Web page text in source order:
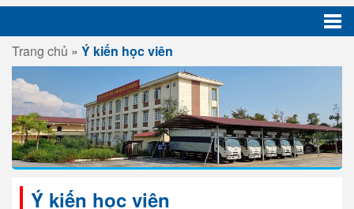
Trang chủ » Ý kiến học viên
Ý kiến học viên